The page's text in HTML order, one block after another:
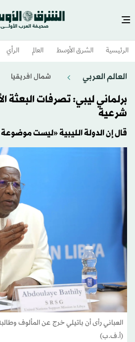
الرئيسية الشرق الأوسط​ العالم الرأي
العالم العربي شمال افريقيا
برلماني ليبي: تصرفات البعثة
شرعية
قال إن الدولة الليبية «ليست
العباني رأى أن باتيلي خرج عن المألوف
(أ.ف.ب)